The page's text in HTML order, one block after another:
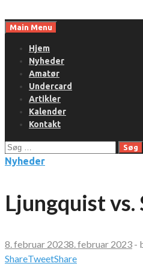
toMain Menu
Hjem
Nyheder
Amatør
Undercard
Artikler
Kalender
Kontakt
Søg
efter:
Nyheder
Ljungquist
8. februar 20238. februar 2023 -
ShareTweetShare